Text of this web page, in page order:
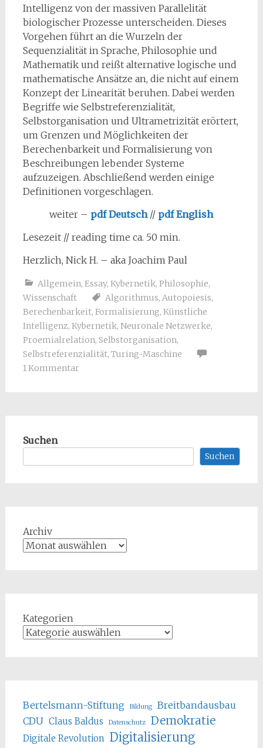
Intelligenz von der massiven Parallelität
biologischer Prozesse unterscheiden. Dieses
Vorgehen führt an die Wurzeln der
Sequenzialität in Sprache, Philosophie und
Mathematik und reißt alternative logische und
mathematische Ansätze an, die nicht auf einem
Konzept der Linearität beruhen. Dabei werden
Begriffe wie Selbstreferenzialität,
Selbstorganisation und Ultrametrizität erörtert,
um Grenzen und Möglichkeiten der
Berechenbarkeit und Formalisierung von
Beschreibungen lebender Systeme
aufzuzeigen. Abschließend werden einige
Definitionen vorgeschlagen.
weiter – pdf Deutsch// pdf English
Lesezeit // reading time ca. 50 min.
Herzlich, Nick H. – aka Joachim Paul
Allgemein, Essay, Kybernetik, Philosophie,
Wissenschaft
Algorithmus, Autopoiesis,
Berechenbarkeit, Formalisierung, Künstliche
Intelligenz, Kybernetik, Neuronale Netzwerke,
Proemialrelation, Selbstorganisation,
Selbstreferenzialität, Turing-Maschine
1 Kommentar
Suchen
Suchen
Archiv
Kategorien
Bertelsmann-Stiftung Bildung
Breitbandausbau
CDU Claus Baldus Datenschutz Demokratie
Digitale Revolution Digitalisierung